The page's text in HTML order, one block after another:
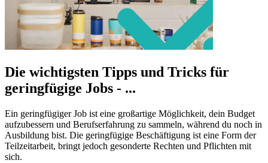
Die wichtigsten Tipps und Tricks für
geringfügige Jobs - ...
Ein geringfügiger Job ist eine großartige Möglichkeit, dein Budget
aufzubessern und Berufserfahrung zu sammeln, während du noch in
Ausbildung bist. Die geringfügige Beschäftigung ist eine Form der
Teilzeitarbeit, bringt jedoch gesonderte Rechten und Pflichten mit
sich.